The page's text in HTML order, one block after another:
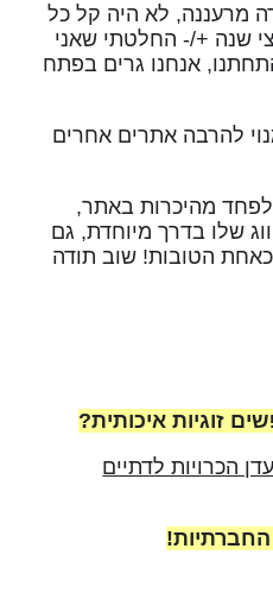
מרעננה, לא היה קל כל
שנה +/- החלטתי שאני
אנחנו גרים בפתח
להרבה אתרים אחרים
מהיכרות באתר,
שלו בדרך מיוחדת, גם
הטובות! שוב תודה
זוגיות איכותית?
הכרויות לדתיים